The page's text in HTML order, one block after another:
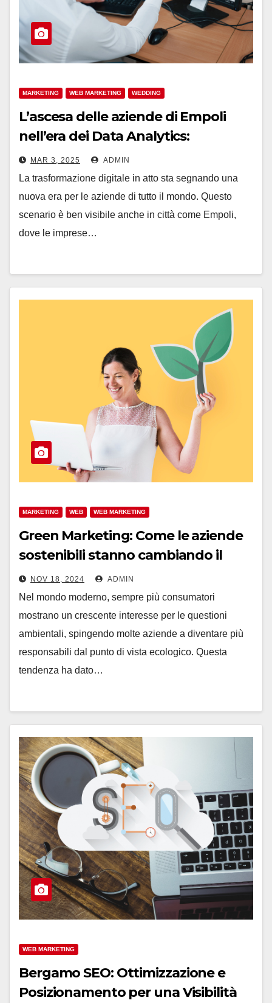
MARKETING WEB MARKETING WEDDING
L’ascesa delle aziende di Empoli
nell’era dei Data Analytics:
un’indagine sull’Agenzia Data
Analytics Empoli.
MAR 3, 2025 ADMIN
La trasformazione digitale in atto sta segnando una
nuova era per le aziende di tutto il mondo. Questo
scenario è ben visibile anche in città come Empoli,
dove le imprese…
MARKETING WEB WEB MARKETING
Green Marketing: Come le aziende
sostenibili stanno cambiando il
mercato
NOV 18, 2024 ADMIN
Nel mondo moderno, sempre più consumatori
mostrano un crescente interesse per le questioni
ambientali, spingendo molte aziende a diventare più
responsabili dal punto di vista ecologico. Questa
tendenza ha dato…
WEB MARKETING
Bergamo SEO: Ottimizzazione e
Posizionamento per una Visibilità